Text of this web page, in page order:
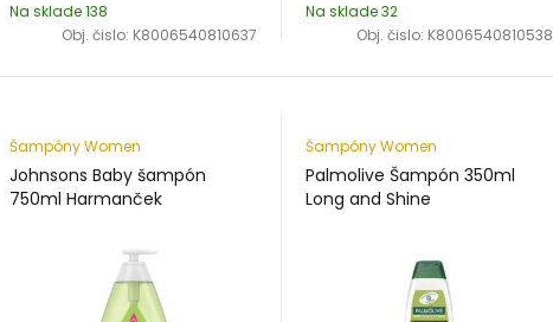
Na sklade 138
Obj. čislo: K8006540810637
Na sklade 32
Obj. čislo: K8006540810538
Šampóny Women
Johnsons Baby šampón
750ml Harmanček
Šampóny Women
Palmolive Šampón 350ml
Long and Shine